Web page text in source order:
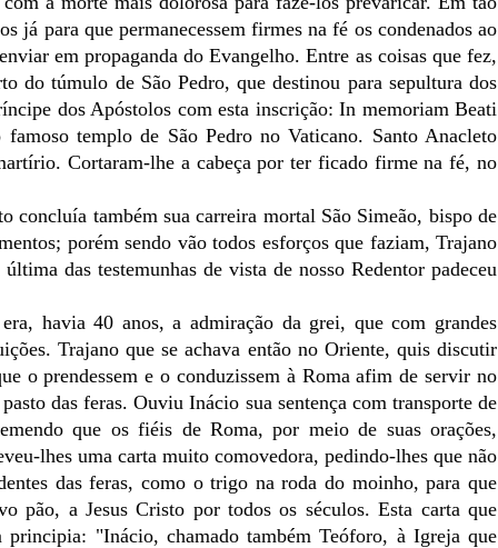
já para que permanecessem firmes na fé os condenados ao
em propaganda do Evangelho. Entre as coisas que fez,
do túmulo de São Pedro, que destinou para sepultura dos
dos Apóstolos com esta inscrição: In memoriam Beati
templo de São Pedro no Vaticano. Santo Anacleto
Cortaram-lhe a cabeça por ter ficado firme na fé, no
concluía também sua carreira mortal São Simeão, bispo de
porém sendo vão todos esforços que faziam, Trajano
das testemunhas de vista de nosso Redentor padeceu
havia 40 anos, a admiração da grei, que com grandes
Trajano que se achava então no Oriente, quis discutir
o prendessem e o conduzissem à Roma afim de servir no
das feras. Ouviu Inácio sua sentença com transporte de
que os fiéis de Roma, por meio de suas orações,
lhes uma carta muito comovedora, pedindo-lhes que não
das feras, como o trigo na roda do moinho, para que
pão, a Jesus Cristo por todos os séculos. Esta carta que
"Inácio, chamado também Teóforo, à Igreja que